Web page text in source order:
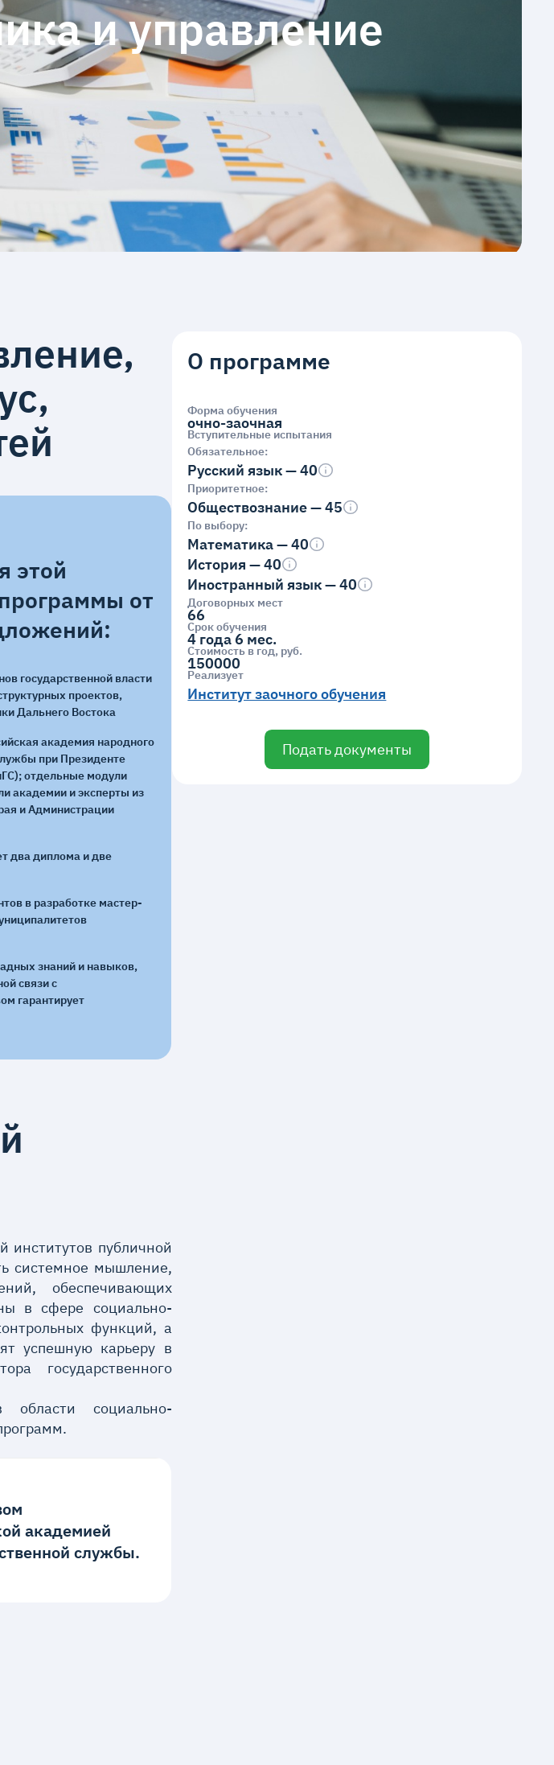
и управление
этой
от
государственной власти
проектов,
Дальнего Востока
академия народного
при Президенте
отдельные модули
академии и эксперты из
и Администрации
два диплома и две
в разработке мастер-
знаний и навыков,
связи с
гарантирует
институтов публичной
системное мышление,
обеспечивающих
в сфере социально-
функций, а
успешную карьеру в
государственного
области социально-
академией
службы.
О программе
Форма обучения
очно-заочная
Вступительные испытания
Обязательное:
Русский язык — 40
Приоритетное:
Обществознание — 45
По выбору:
Математика — 40
История — 40
Иностранный язык — 40
Договорных мест
66
Срок обучения
4 года 6 мес.
Стоимость в год, руб.
150000
Реализует
Институт заочного обучения
Подать документы